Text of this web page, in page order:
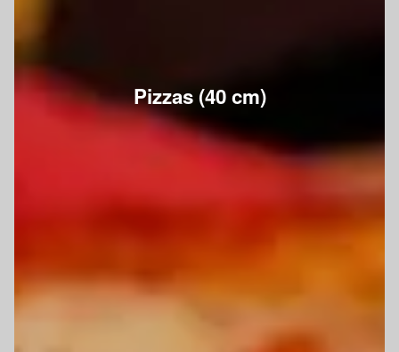
Pizzas (40 cm)